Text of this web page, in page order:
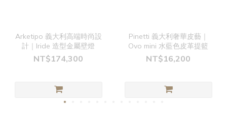
Arketipo 義大利高端時尚設
計｜Iride 造型金屬壁燈
NT$174,300
Pinetti 義大利奢華皮藝｜
Ovo mini 水藍色皮革提籃
NT$16,200